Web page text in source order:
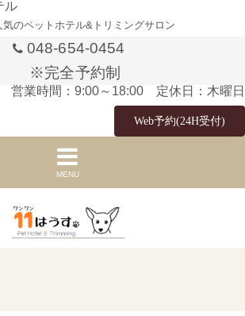
ル
のペットホテル&トリミングサロン
048-654-0454
※完全予約制
営業時間：9:00～18:00 定休日：木曜日
Web予約(24H受付)
MENU